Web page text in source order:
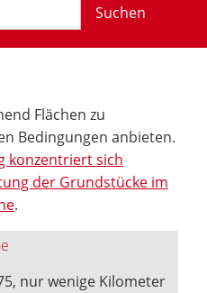
Suchen
Flächen zu
Bedingungen anbieten.
konzentriert sich
der Grundstücke im
.
nur wenige Kilometer